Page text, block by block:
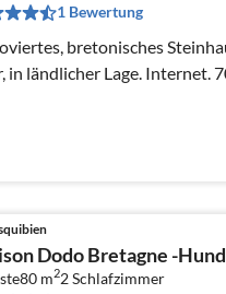
1 Bewertung
bretonisches
in ländlicher Lage. Internet.
Dodo Bretagne -
80 m22Schlafzimmer